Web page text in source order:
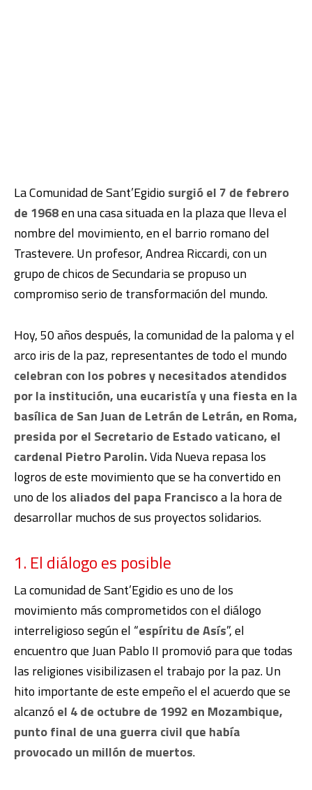
La Comunidad de Sant’Egidio surgió el 7 de febrero
de 1968en una casa situada en la plaza que lleva el
nombre del movimiento, en el barrio romano del
Trastevere. Un profesor, Andrea Riccardi, con un
grupo de chicos de Secundaria se propuso un
compromiso serio de transformación del mundo.
Hoy, 50 años después, la comunidad de la paloma y el
arco iris de la paz, representantes de todo el mundo
celebran con los pobres y necesitados atendidos
por la institución, una eucaristía y una fiesta en la
basílica de San Juan de Letrán de Letrán, en Roma,
presida por el Secretario de Estado vaticano, el
cardenal Pietro Parolin.Vida Nueva repasa los
logros de este movimiento que se ha convertido en
uno de los aliados del papa Franciscoa la hora de
desarrollar muchos de sus proyectos solidarios.
1. El diálogo es posible
La comunidad de Sant’Egidio es uno de los
movimiento más comprometidos con el diálogo
interreligioso según el “espíritu de Asís”, el
encuentro que Juan Pablo II promovió para que todas
las religiones visibilizasen el trabajo por la paz. Un
hito importante de este empeño el el acuerdo que se
alcanzó el 4 de octubre de 1992 en Mozambique,
punto final de una guerra civil que había
provocado un millón de muertos.